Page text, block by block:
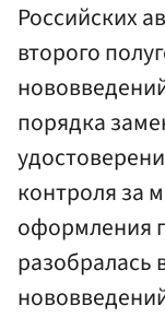
Российских
второго
порядка
контроля за
оформления
разобралась